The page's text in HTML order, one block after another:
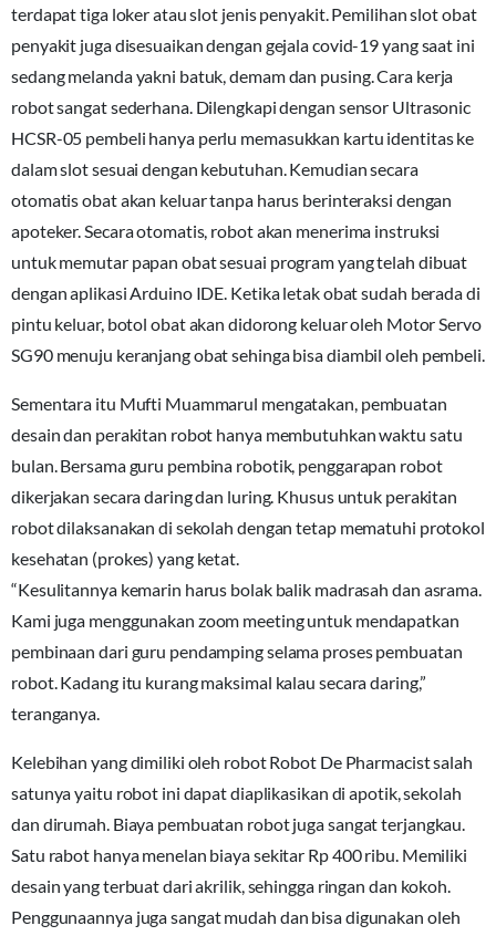
terdapat tiga loker atau slot jenis penyakit. Pemilihan slot obat
penyakit juga disesuaikan dengan gejala covid-19 yang saat ini
sedang melanda yakni batuk, demam dan pusing. Cara kerja
robot sangat sederhana. Dilengkapi dengan sensor Ultrasonic
HCSR-05 pembeli hanya perlu memasukkan kartu identitas ke
dalam slot sesuai dengan kebutuhan. Kemudian secara
otomatis obat akan keluar tanpa harus berinteraksi dengan
apoteker. Secara otomatis, robot akan menerima instruksi
untuk memutar papan obat sesuai program yang telah dibuat
dengan aplikasi Arduino IDE. Ketika letak obat sudah berada di
pintu keluar, botol obat akan didorong keluar oleh Motor Servo
SG90 menuju keranjang obat sehinga bisa diambil oleh pembeli.
Sementara itu Mufti Muammarul mengatakan, pembuatan
desain dan perakitan robot hanya membutuhkan waktu satu
bulan. Bersama guru pembina robotik, penggarapan robot
dikerjakan secara daring dan luring. Khusus untuk perakitan
robot dilaksanakan di sekolah dengan tetap mematuhi protokol
kesehatan (prokes) yang ketat.
“Kesulitannya kemarin harus bolak balik madrasah dan asrama.
Kami juga menggunakan zoom meeting untuk mendapatkan
pembinaan dari guru pendamping selama proses pembuatan
robot. Kadang itu kurang maksimal kalau secara daring,”
teranganya.
Kelebihan yang dimiliki oleh robot Robot De Pharmacist salah
satunya yaitu robot ini dapat diaplikasikan di apotik, sekolah
dan dirumah. Biaya pembuatan robot juga sangat terjangkau.
Satu rabot hanya menelan biaya sekitar Rp 400 ribu. Memiliki
desain yang terbuat dari akrilik, sehingga ringan dan kokoh.
Penggunaannya juga sangat mudah dan bisa digunakan oleh